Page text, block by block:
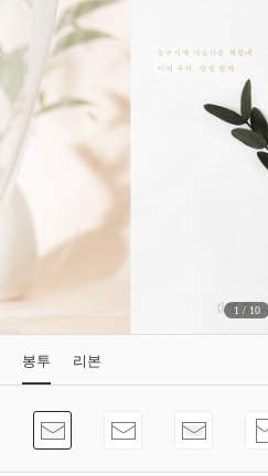
1 / 10
봉투 리본